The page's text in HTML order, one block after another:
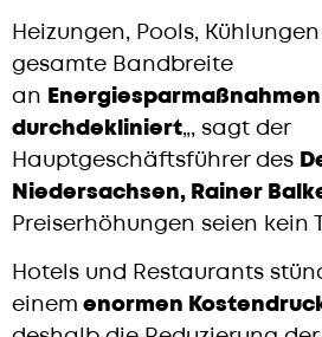
Heizungen, Pools,
gesamte Bandbreite
an
durchdekliniert„, sagt der
Hauptgeschäftsführer des
Niedersachsen, Rainer
Preiserhöhungen seien kein
Hotels und Restaurants
einem enormen